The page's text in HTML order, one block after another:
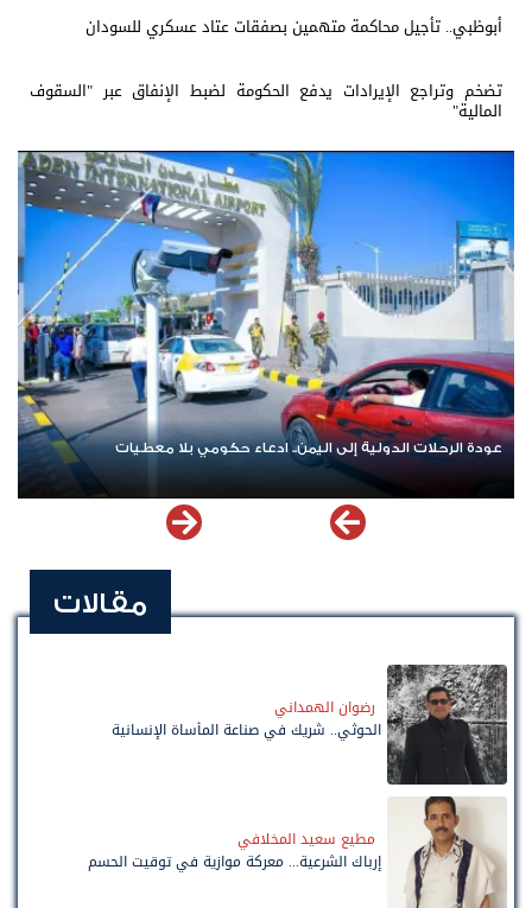
أبوظبي.. تأجيل محاكمة متهمين بصفقات عتاد عسكري للسودان
تضخم وتراجع الإيرادات يدفع الحكومة لضبط الإنفاق عبر "السقوف
المالية"
عودة الرحلات الدولية إلى اليمن.. ادعاء حكومي بلا معطيات
مقالات
رضوان الهمداني
الحوثي.. شريك في صناعة المأساة الإنسانية
مطيع سعيد المخلافي
إرباك الشرعية... معركة موازية في توقيت الحسم